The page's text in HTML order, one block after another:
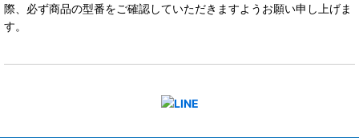
際、必ず商品の型番をご確認していただきますようお願い申し上げま
す。